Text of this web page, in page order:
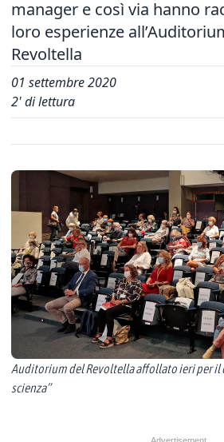
manager e così via hanno
loro esperienze
Revoltella
01 settembre 2020
2' di lettura
Auditorium del Revoltella affollato ieri per il
scienza”